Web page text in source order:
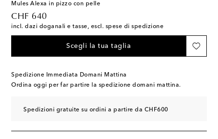
Mules Alexa in pizzo con pelle
CHF 640
original price
incl. dazi doganali e tasse, escl. spese di spedizione
Scegli la tua taglia
Spedizione Immediata Domani Mattina
Ordina oggi per far partire la spedizione domani mattina.
Spedizioni gratuite su ordini a partire da CHF600